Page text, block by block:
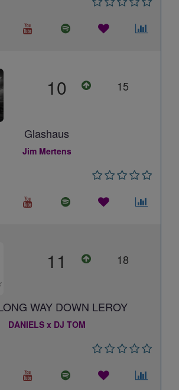
10 15
Glashaus
Jim Mertens
11 18
WAY DOWN LEROY
DANIELS x DJ TOM